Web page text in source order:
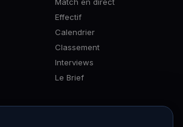
Effectif
Calendrier
Classement
Interviews
Le Brief